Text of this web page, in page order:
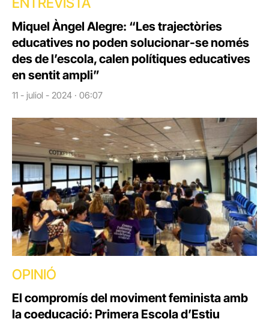
Miquel Àngel Alegre: “Les trajectòries
educatives no poden solucionar-se només
des de l’escola, calen polítiques educatives
en sentit ampli”
11 - juliol - 2024 · 06:07
OPINIÓ
El compromís del moviment feminista amb
la coeducació: Primera Escola d’Estiu